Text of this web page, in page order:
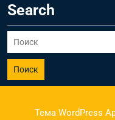
Search
Поиск
Тема WordPress